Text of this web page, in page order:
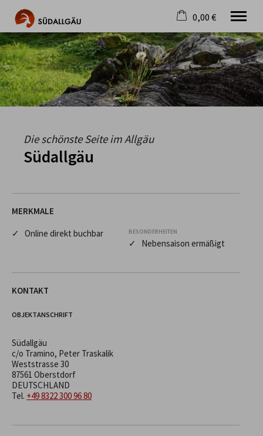
Die schönste Seite im Allgäu
Aktuell
Destination
Gastgeber
Wandern
Mountainbike
Tipps
0,00 €
×
Warenkorb ist leer
Die schönste Seite im Allgäu
Südallgäu
MERKMALE
✓ Online direkt buchbar
BESONDERHEITEN
✓ Nebensaison ermäßigt
KONTAKT
OBJEKTANSCHRIFT
Südallgäu
c/o Tramino, Peter Traskalik
Weststrasse 30
87561 Oberstdorf
DEUTSCHLAND
Tel. +49 8322 300 96 80